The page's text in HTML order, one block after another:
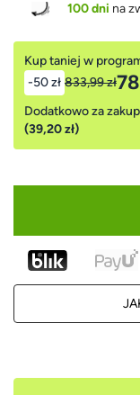
100 dni na
Kup taniej w
-50 zł 833,99 zł
Dodatkowo za
(39,20 zł)